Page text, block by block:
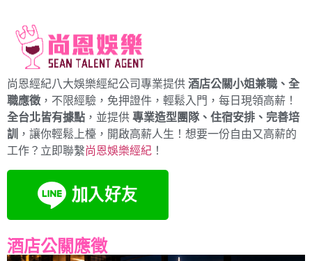
尚恩經紀八大娛樂經紀公司專業提供 酒店公關小姐兼職、全
職應徵 ，不限經驗，免押證件，輕鬆入門，每日現領高薪！
全台北皆有據點 ，並提供 專業造型團隊、住宿安排、完善培
訓
，讓你輕鬆上檯，開啟高薪人生！想要一份自由又高薪的
工作？立即聯繫尚恩娛樂經紀 ！
酒店公關應徵